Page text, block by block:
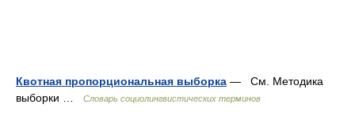
Квотная пропорциональная выборка — См. Методика
выборки …
Словарь социолингвистических терминов